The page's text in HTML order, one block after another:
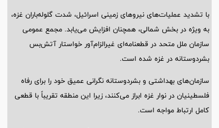
با تشدید عملیات‌های نیروهای زمینی اسرائیل، شدت گلوله‌باران غزه،
به ویژه در بخش شمالی، همچنان افزایش می‌یابد. مجمع عمومی
سازمان ملل متحد در قطعنامه‌ای غیرالزام‌آور خواستار آتش‌بس
بشردوستانه در غزه شده است.
سازمان‌های بهداشتی و بشردوستانه نگرانی عمیق خود را برای رفاه
فلسطینیان در نوار غزه ابراز می‌کنند، زیرا این منطقه تقریباً با قطعی
کامل ارتباط مواجه است.